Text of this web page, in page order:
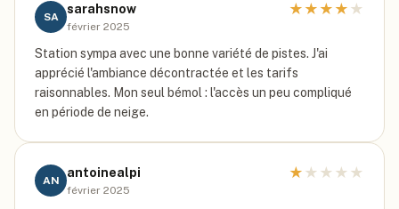
SA
sarahsnow
février 2025
★ ★ ★ ★ ★
Station sympa avec une bonne variété de pistes. J'ai
apprécié l'ambiance décontractée et les tarifs
raisonnables. Mon seul bémol : l'accès un peu compliqué
en période de neige.
AN
antoinealpi
février 2025
★ ★ ★ ★ ★